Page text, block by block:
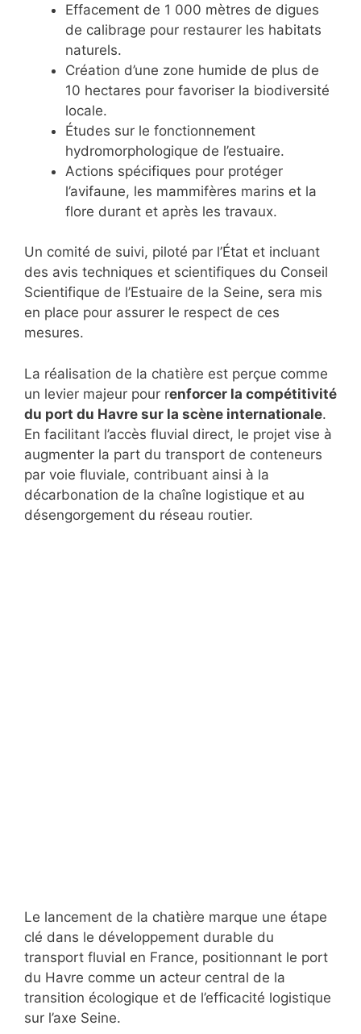
Effacement de 1 000 mètres de digues
de calibrage pour restaurer les habitats
naturels.
Création d’une zone humide de plus de
10 hectares pour favoriser la biodiversité
locale.
Études sur le fonctionnement
hydromorphologique de l’estuaire.
Actions spécifiques pour protéger
l’avifaune, les mammifères marins et la
flore durant et après les travaux.
Un comité de suivi, piloté par l’État et incluant
des avis techniques et scientifiques du Conseil
Scientifique de l’Estuaire de la Seine, sera mis
en place pour assurer le respect de ces
mesures.
La réalisation de la chatière est perçue comme
un levier majeur pour renforcer la compétitivité
du port du Havre sur la scène internationale.
En facilitant l’accès fluvial direct, le projet vise à
augmenter la part du transport de conteneurs
par voie fluviale, contribuant ainsi à la
décarbonation de la chaîne logistique et au
désengorgement du réseau routier.
Le lancement de la chatière marque une étape
clé dans le développement durable du
transport fluvial en France, positionnant le port
du Havre comme un acteur central de la
transition écologique et de l’efficacité logistique
sur l’axe Seine.